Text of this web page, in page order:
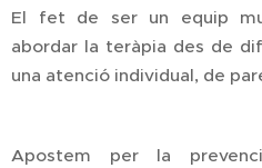
El fet de ser un equip
abordar la teràpia des de
una atenció individual, de
Apostem per la